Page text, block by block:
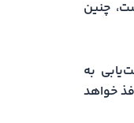
چنین
به
خواهد